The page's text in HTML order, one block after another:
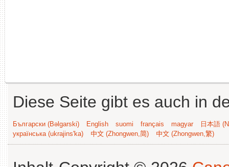
Diese Seite gibt es auch in
Български (Bəlgarski) English suomi français magyar
日本語
українська (ukrajins'ka)
中文 (Zhongwen,简) 中文 (Zhongwen,繁)